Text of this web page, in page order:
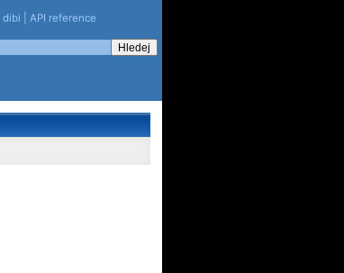
dibi API reference